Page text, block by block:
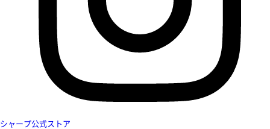
シャープ公式ストア